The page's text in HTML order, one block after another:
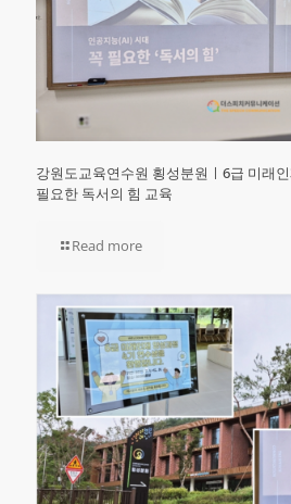
강원도교육연수원 횡성분원ㅣ6급 미래
필요한 독서의 힘 교육
Read more